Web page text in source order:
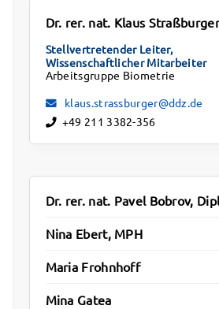
Dr. rer. nat. Klaus Straßburger
Stellvertretender Leiter,
Wissenschaftlicher Mitarbeiter
Arbeitsgruppe Biometrie
klaus.strassburger@ddz.de
+49 211 3382-356
Dr. rer. nat. Pavel Bobrov,
Nina Ebert, MPH
Maria Frohnhoff
Mina Gatea